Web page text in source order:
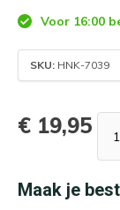
Voor 16:00
SKU: HNK-7039
€ 19,95
Maak je